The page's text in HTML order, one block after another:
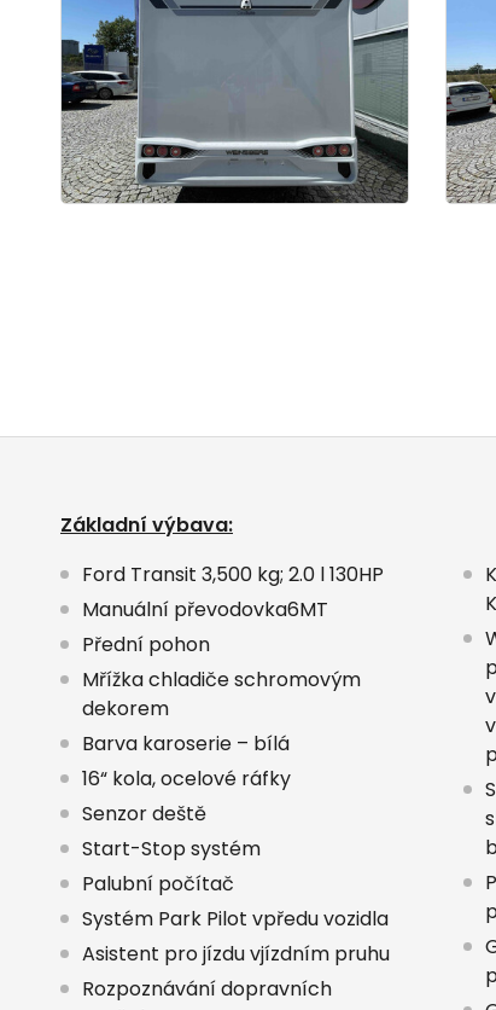
Základní výbava:
Ford Transit 3,500 kg; 2.0 l 130HP
Manuální převodovka6MT
Přední pohon
Mřížka chladiče schromovým
dekorem
Barva karoserie – bílá
16“ kola, ocelové ráfky
Senzor deště
Start-Stop systém
Palubní počítač
Systém Park Pilot vpředu vozidla
Asistent pro jízdu vjízdním pruhu
Rozpoznávání dopravních